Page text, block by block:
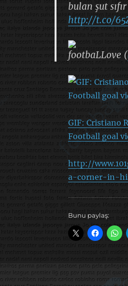
bulan şut
http://t.co/
footbaLLove (
GIF: Cristiano
Football goal
http://
a-corner-in-
Bunu paylaş: